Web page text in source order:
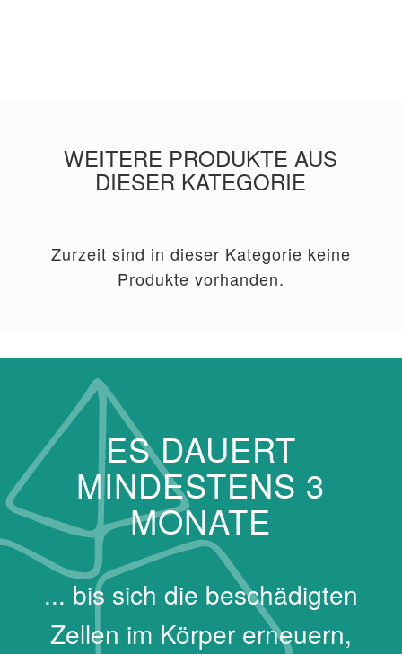
WEITERE PRODUKTE AUS
DIESER KATEGORIE
Zurzeit sind in dieser Kategorie keine
Produkte vorhanden.
ES DAUERT
MINDESTENS 3
MONATE
... bis sich die beschädigten
Zellen im Körper erneuern,